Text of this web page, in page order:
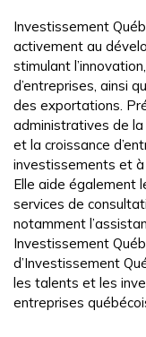
Investissement
activement au
stimulant
d’entreprises, ainsi
des exportations.
administratives de
et la croissance
investissements et à
Elle aide également
services de
notamment
Investissement
d’Investissement
les talents et les
entreprises